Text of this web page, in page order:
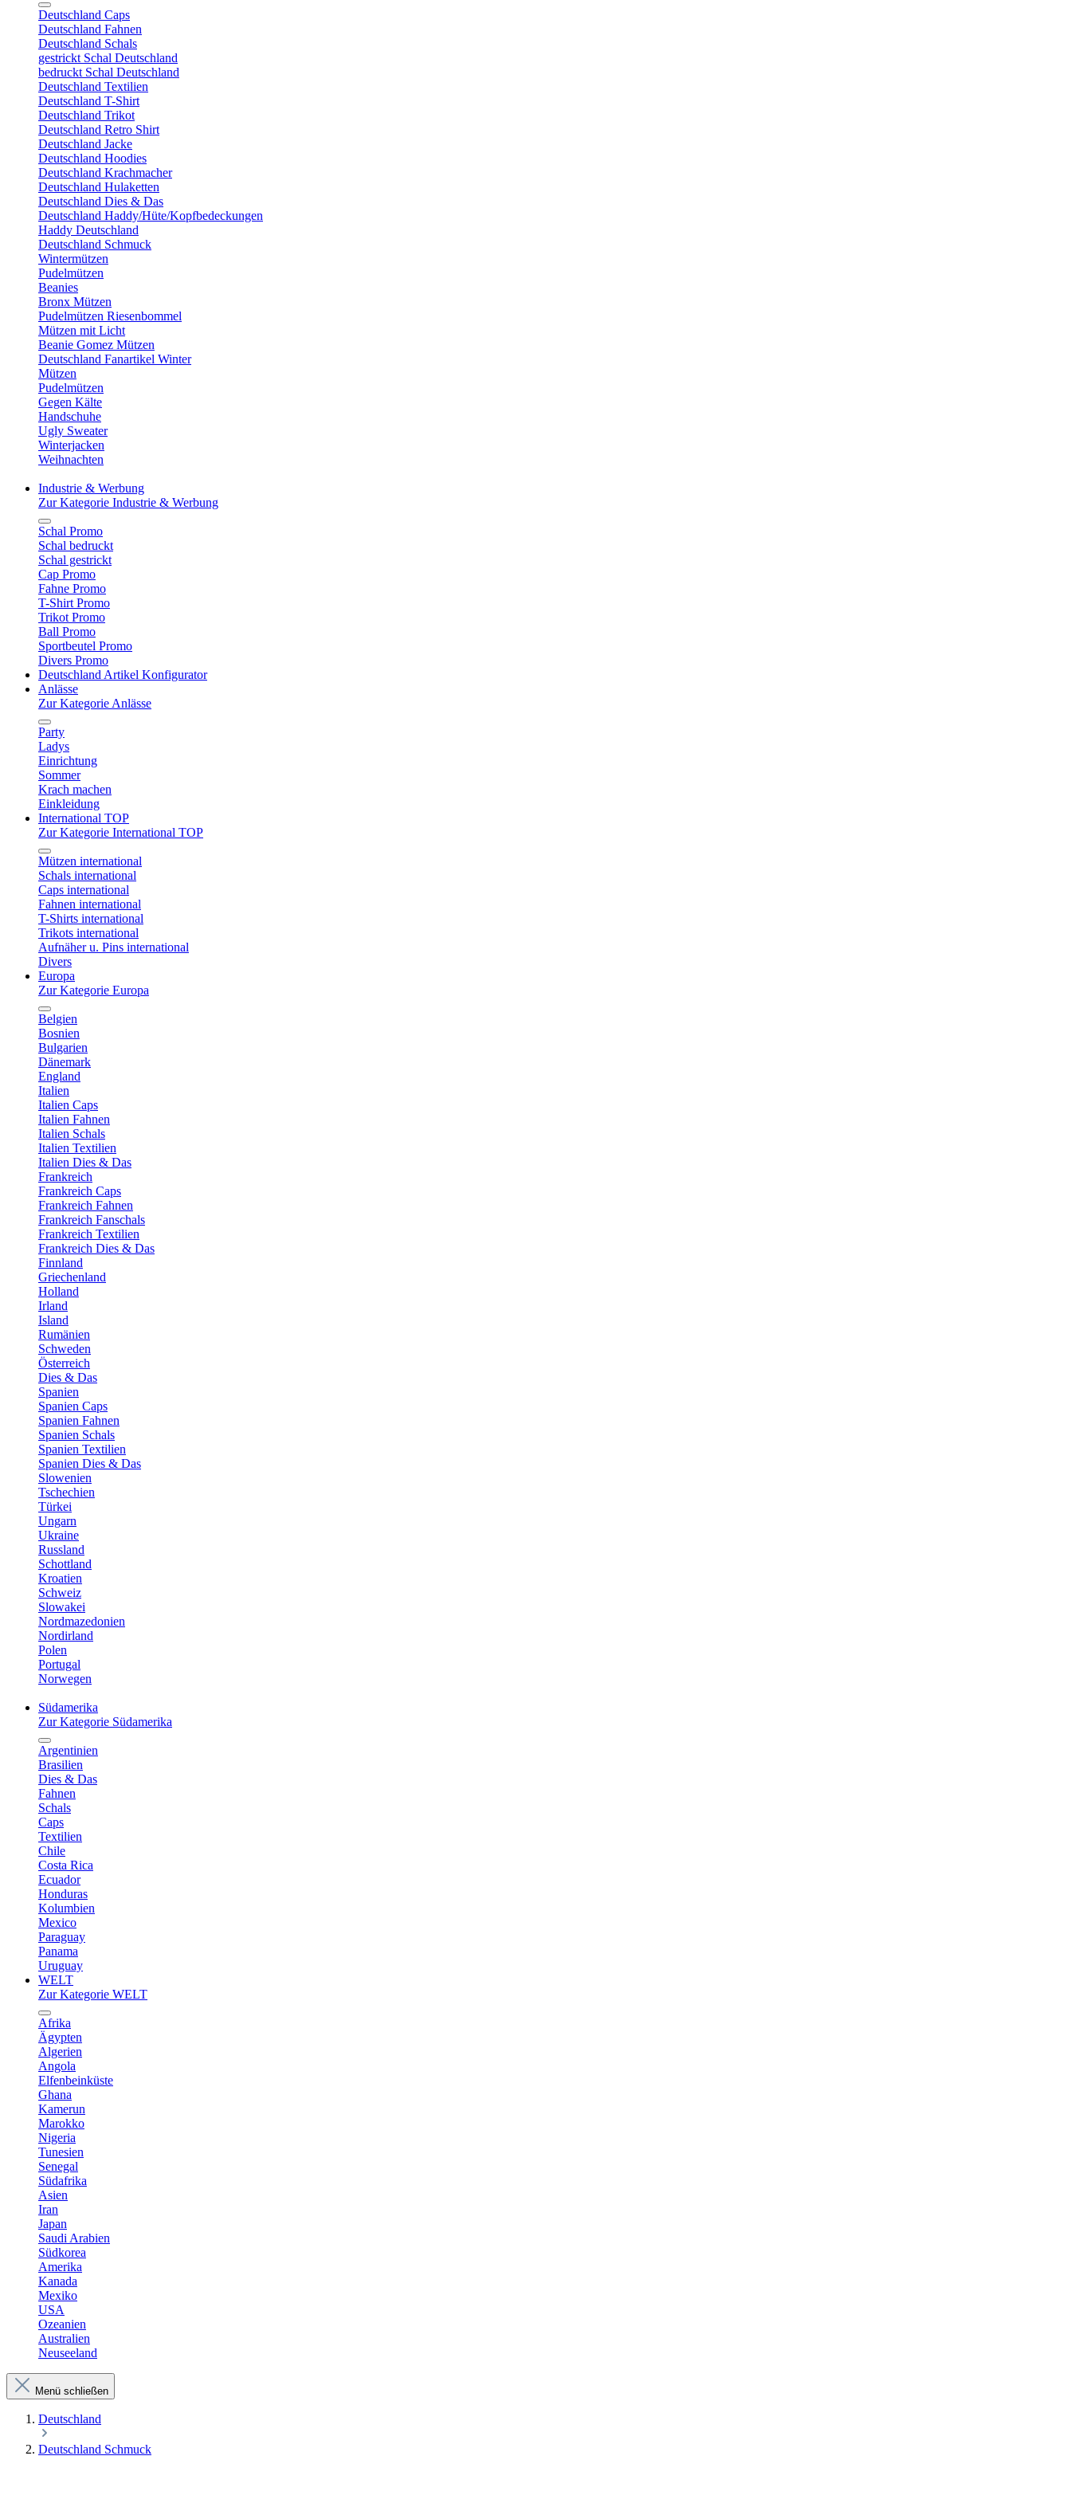
Deutschland Caps
Deutschland Fahnen
Deutschland Schals
gestrickt Schal Deutschland
bedruckt Schal Deutschland
Deutschland Textilien
Deutschland T-Shirt
Deutschland Trikot
Deutschland Retro Shirt
Deutschland Jacke
Deutschland Hoodies
Deutschland Krachmacher
Deutschland Hulaketten
Deutschland Dies & Das
Deutschland Haddy/Hüte/Kopfbedeckungen
Haddy Deutschland
Deutschland Schmuck
Wintermützen
Pudelmützen
Beanies
Bronx Mützen
Pudelmützen Riesenbommel
Mützen mit Licht
Beanie Gomez Mützen
Deutschland Fanartikel Winter
Mützen
Pudelmützen
Gegen Kälte
Handschuhe
Ugly Sweater
Winterjacken
Weihnachten
Industrie & Werbung
Zur Kategorie Industrie & Werbung
Schal Promo
Schal bedruckt
Schal gestrickt
Cap Promo
Fahne Promo
T-Shirt Promo
Trikot Promo
Ball Promo
Sportbeutel Promo
Divers Promo
Deutschland Artikel Konfigurator
Anlässe
Zur Kategorie Anlässe
Party
Ladys
Einrichtung
Sommer
Krach machen
Einkleidung
International TOP
Zur Kategorie International TOP
Mützen international
Schals international
Caps international
Fahnen international
T-Shirts international
Trikots international
Aufnäher u. Pins international
Divers
Europa
Zur Kategorie Europa
Belgien
Bosnien
Bulgarien
Dänemark
England
Italien
Italien Caps
Italien Fahnen
Italien Schals
Italien Textilien
Italien Dies & Das
Frankreich
Frankreich Caps
Frankreich Fahnen
Frankreich Fanschals
Frankreich Textilien
Frankreich Dies & Das
Finnland
Griechenland
Holland
Irland
Island
Rumänien
Schweden
Österreich
Dies & Das
Spanien
Spanien Caps
Spanien Fahnen
Spanien Schals
Spanien Textilien
Spanien Dies & Das
Slowenien
Tschechien
Türkei
Ungarn
Ukraine
Russland
Schottland
Kroatien
Schweiz
Slowakei
Nordmazedonien
Nordirland
Polen
Portugal
Norwegen
Südamerika
Zur Kategorie Südamerika
Argentinien
Brasilien
Dies & Das
Fahnen
Schals
Caps
Textilien
Chile
Costa Rica
Ecuador
Honduras
Kolumbien
Mexico
Paraguay
Panama
Uruguay
WELT
Zur Kategorie WELT
Afrika
Ägypten
Algerien
Angola
Elfenbeinküste
Ghana
Kamerun
Marokko
Nigeria
Tunesien
Senegal
Südafrika
Asien
Iran
Japan
Saudi Arabien
Südkorea
Amerika
Kanada
Mexiko
USA
Ozeanien
Australien
Neuseeland
Menü schließen
Deutschland
Deutschland Schmuck